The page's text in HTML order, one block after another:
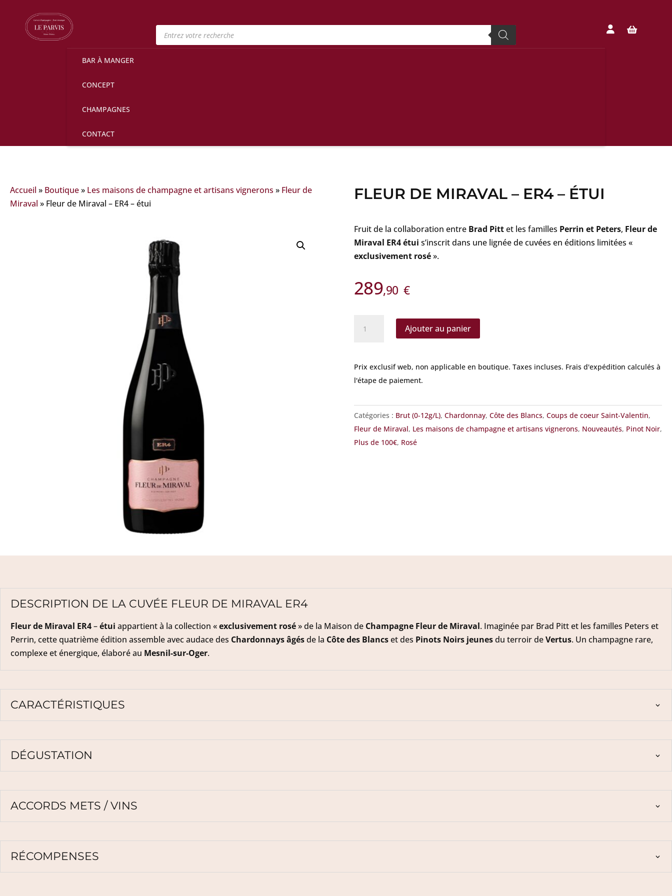
Recherche
de
produits
 
BAR À MANGER
CONCEPT
CHAMPAGNES
CONTACT
Accueil » Boutique» Les maisons de champagne et artisans vignerons » Fleur de
Miraval » Fleur de Miraval – ER4 – étui
FLEUR DE MIRAVAL – ER4 – ÉTUI
Fruit de la collaboration entre Brad Pittet les familles Perrin et Peters, Fleur de
Miraval ER4 étui s’inscrit dans une lignée de cuvées en éditions limitées «
exclusivement rosé».
289,90 €
de
Miraval
-
étui
Ajouter au panier
Prix exclusif web, non applicable en boutique. Taxes incluses. Frais d'expédition calculés à
l'étape de paiement.
Catégories : Brut (0-12g/L), Chardonnay, Côte des Blancs, Coups de coeur Saint-Valentin,
Fleur de Miraval, Les maisons de champagne et artisans vignerons, Nouveautés, Pinot Noir,
Plus de 100€, Rosé
DESCRIPTION DE LA CUVÉE FLEUR DE MIRAVAL ER4
Fleur de Miraval ER4–étui appartient à la collection «exclusivement rosé»de la Maison de Champagne Fleur de Miraval. Imaginée par Brad Pitt et les familles Peters et
Perrin, cette quatrième édition assemble avec audace des Chardonnays âgésde la Côte des Blancset des Pinots Noirs jeunesdu terroir deVertus. Un champagne rare,
complexe et énergique, élaboré au Mesnil-sur-Oger.
CARACTÉRISTIQUES
DÉGUSTATION
ACCORDS METS / VINS
RÉCOMPENSES